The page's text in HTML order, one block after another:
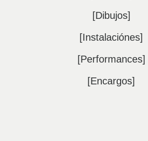
[Dibujos]
[Instalaciónes]
[Performances]
[Encargos]